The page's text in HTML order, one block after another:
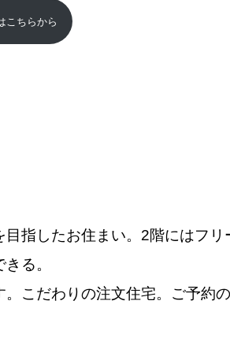
こちらから
指したお住まい。2階にはフ
る。
こだわりの注文住宅。ご予約